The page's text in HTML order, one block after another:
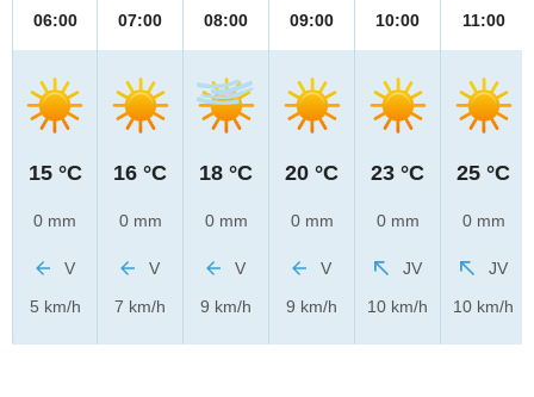
06:00
15 °C
0 mm
V
5 km/h
07:00
16 °C
0 mm
V
7 km/h
08:00
18 °C
0 mm
V
9 km/h
09:00
20 °C
0 mm
V
9 km/h
10:00
23 °C
0 mm
JV
10 km/h
11:00
25 °C
0 mm
JV
10 km/h